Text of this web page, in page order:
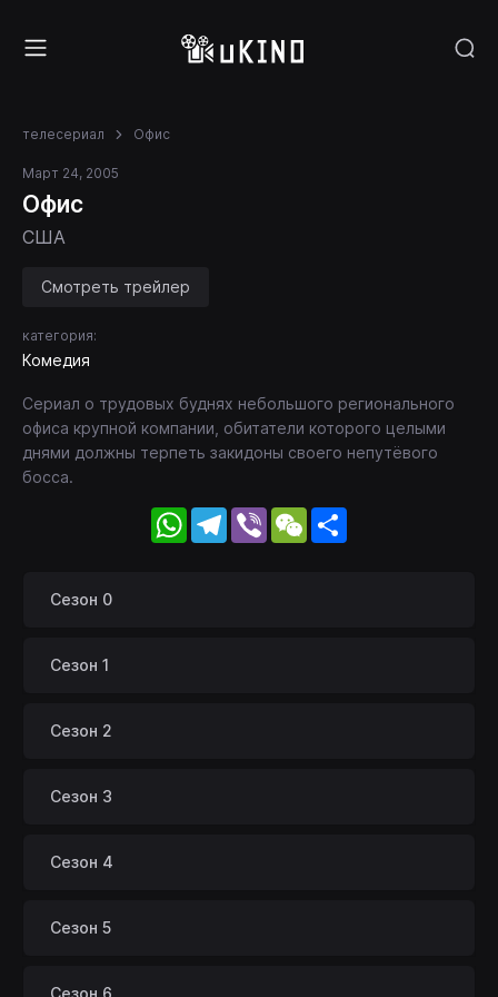
телесериал Офис
Март 24, 2005
Офис
США
Смотреть трейлер
категория:
Комедия
Сериал о трудовых буднях небольшого регионального
офиса крупной компании, обитатели которого целыми
днями должны терпеть закидоны своего непутёвого
босса.
WhatsApp
Telegram
Viber WeChat
Сезон 0
Сезон 1
Сезон 2
Сезон 3
Сезон 4
Сезон 5
Сезон 6